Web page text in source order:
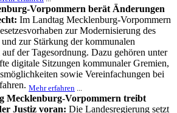
Vorpommern berät Änderungen
Im Landtag Mecklenburg-Vorpommern
zur Modernisierung des
zur Stärkung der kommunalen
der Tagesordnung. Dazu gehören unter
digitale Sitzungen kommunaler Gremien,
sowie Vereinfachungen bei
Mehr erfahren ...
Mecklenburg-Vorpommern treibt
Justiz voran: Die Landesregierung setzt